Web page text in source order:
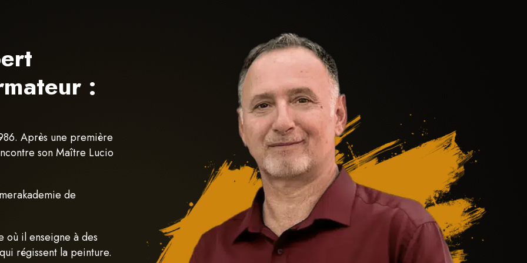
:
Après une première
son Maître Lucio
de
où il enseigne à des
régissent la peinture.